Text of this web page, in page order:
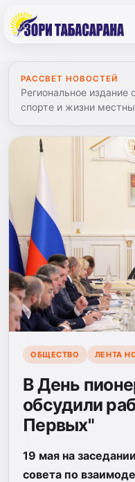
РАССВЕТ НОВОСТЕЙ
Региональное издание
спорте и жизни
ОБЩЕСТВО ЛЕНТА
В День
обсудили
Первых"
19 мая на
совета по